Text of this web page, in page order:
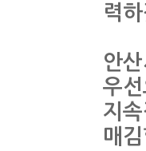
력
안
우
지
매